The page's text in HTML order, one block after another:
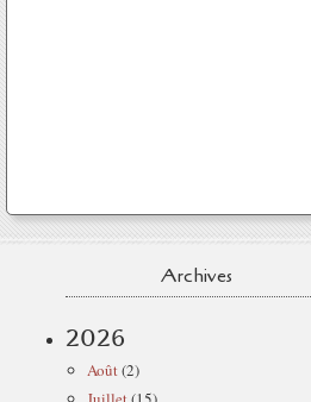
Archives
2026
Août(2)